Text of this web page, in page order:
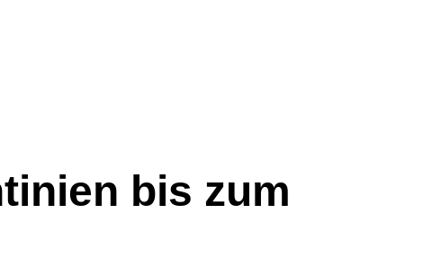
bis zum